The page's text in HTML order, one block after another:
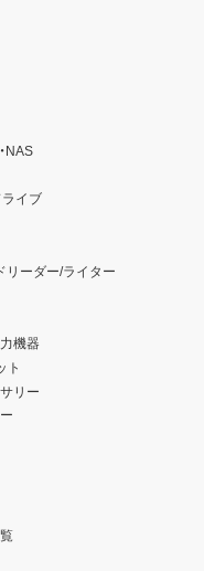
NAS
イブ
リーダー/ライター
機器
ト
リー